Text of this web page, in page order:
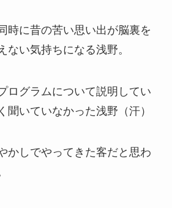
時に昔の苦い思い出が脳裏を
ない気持ちになる浅野。
ログラムについて説明してい
聞いていなかった浅野（汗）
かしでやってきた客だと思わ